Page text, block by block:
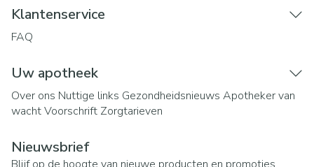
Klantenservice
FAQ
Uw apotheek
Over ons Nuttige links Gezondheidsnieuws Apotheker van
wachtVoorschrift Zorgtarieven
Nieuwsbrief